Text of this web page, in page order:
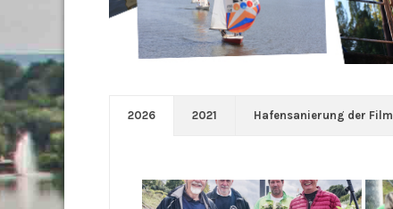
2026 2021 Hafensanierung der Film